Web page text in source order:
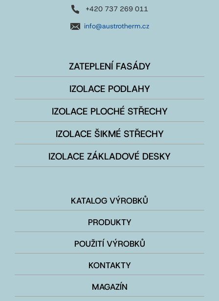
+420 737 269 011
info@austrotherm.cz
ZATEPLENÍ FASÁDY
IZOLACE PODLAHY
IZOLACE PLOCHÉ STŘECHY
IZOLACE ŠIKMÉ STŘECHY
IZOLACE ZÁKLADOVÉ DESKY
KATALOG VÝROBKŮ
PRODUKTY
POUŽITÍ VÝROBKŮ
KONTAKTY
MAGAZÍN